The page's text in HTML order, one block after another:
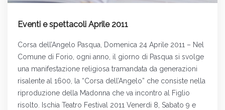
Eventi e spettacoli Aprile 2011
Corsa dell’Angelo Pasqua, Domenica 24 Aprile 2011 – Nel
Comune di Forio, ogni anno, il giorno di Pasqua si svolge
una manifestazione religiosa tramandata da generazioni
risalente al 1600, la “Corsa dell’Angelo” che consiste nella
riproduzione della Madonna che va incontro al Figlio
risolto. Ischia Teatro Festival 2011 Venerdi 8, Sabato 9 e